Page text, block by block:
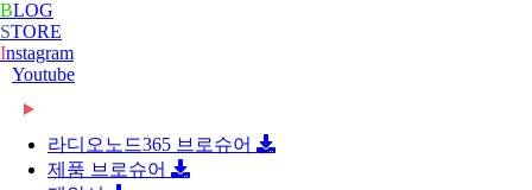
BLOG
STORE
Instagram
Youtube
지원…
2024-02-16[와이즈맥스 뉴스] 에너지공단, 2024 지원사업 종
합…라디오노드365 브로슈어
제품 브로슈어